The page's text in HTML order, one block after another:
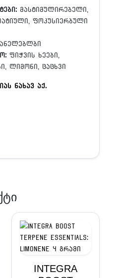
: მასტიმულირებელი,
ფოკუსიერბული
ფიჭვის ხეები,
ლიმონი, ცაცხვი
ნახავ აქ.
INTEGRA